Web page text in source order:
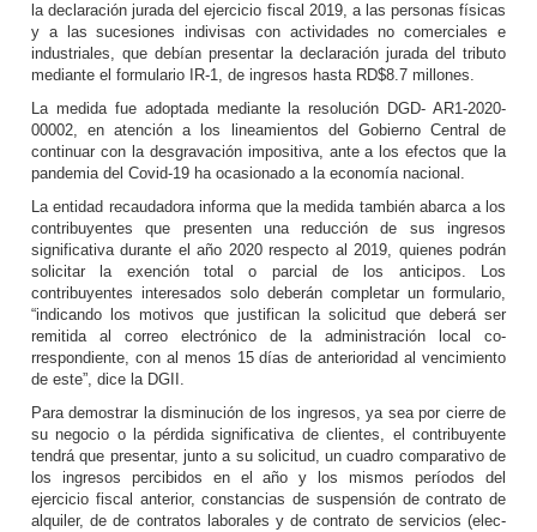
la declaración jura­da del ejercicio fiscal 2019, a las personas físicas
y a las sucesiones indivisas con ac­tividades no comerciales e
industriales, que debían presentar la declaración ju­rada del tributo
mediante el formulario IR-1, de ingresos hasta RD$8.7 millones.
La medida fue adopta­da mediante la resolución DGD- AR1-2020-
00002, en atención a los lineamien­tos del Gobierno Central de
continuar con la desgrava­ción impositiva, ante a los efectos que la
pandemia del Covid-19 ha ocasionado a la economía nacional.
La entidad recaudado­ra informa que la medida también abarca a los
con­tribuyentes que presenten una reducción de sus in­gresos
significativa duran­te el año 2020 respecto al 2019, quienes podrán
so­licitar la exención total o parcial de los anticipos. Los
contribuyentes interesados solo deberán completar un formulario,
“indicando los motivos que justifican la so­licitud que deberá ser
remi­tida al correo electrónico de la administración local co­
rrespondiente, con al me­nos 15 días de anterioridad al vencimiento
de este”, di­ce la DGII.
Para demostrar la dismi­nución de los ingresos, ya sea por cierre de
su nego­cio o la pérdida significati­va de clientes, el contribu­yente
tendrá que presentar, junto a su solicitud, un cua­dro comparativo de
los in­gresos percibidos en el año y los mismos períodos del
ejercicio fiscal anterior, constancias de suspensión de contrato de
alquiler, de de contratos laborales y de contrato de servicios (elec­